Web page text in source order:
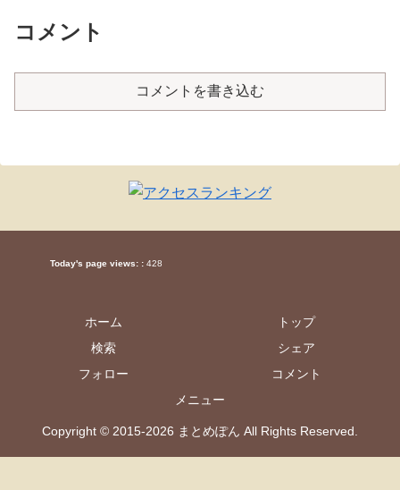
コメント
コメントを書き込む
Today's page views: : 428
ホーム
トップ
検索
シェア
フォロー
コメント
メニュー
Copyright © 2015-2026 まとめぽん All Rights Reserved.